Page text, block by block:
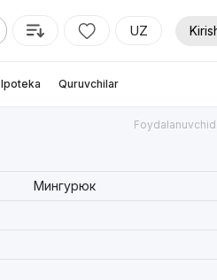
UZ
Ipoteka Quruvchilar
Мингурюк